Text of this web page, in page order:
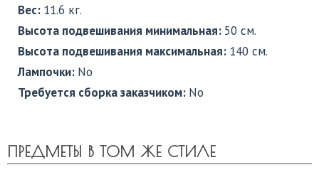
Вес: 11.6 кг.
Высота подвешивания минимальная: 50 см.
Высота подвешивания максимальная: 140 см.
Лампочки: No
Требуется сборка заказчиком: No
ПРЕДМЕТЫ В ТОМ ЖЕ СТИЛЕ